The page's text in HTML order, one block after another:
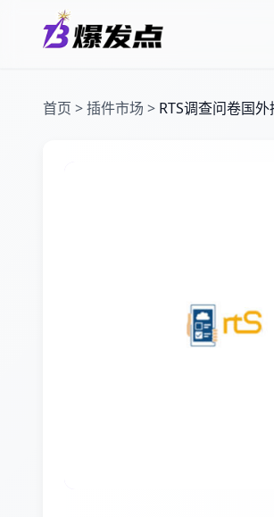
首页 >插件市场 > RTS调查问卷国